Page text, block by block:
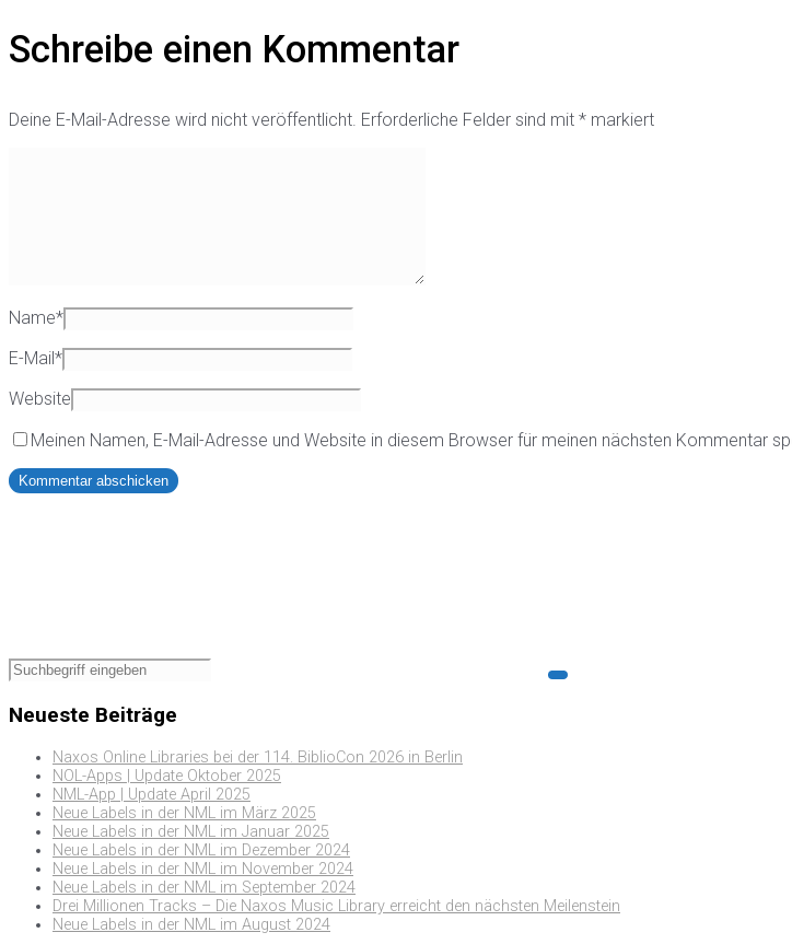
Schreibe einen Kommentar
Deine E-Mail-Adresse wird nicht veröffentlicht. Erforderliche Felder sind mit * markiert
Name*
E-Mail*
Website
Meinen Namen, E-Mail-Adresse und Website in diesem Browser für meinen nächsten Kommentar
Neueste Beiträge
Naxos Online Libraries bei der 114. BiblioCon 2026 in Berlin
NOL-Apps | Update Oktober 2025
NML-App | Update April 2025
Neue Labels in der NML im März 2025
Neue Labels in der NML im Januar 2025
Neue Labels in der NML im Dezember 2024
Neue Labels in der NML im November 2024
Neue Labels in der NML im September 2024
Drei Millionen Tracks – Die Naxos Music Library erreicht den nächsten Meilenstein
Neue Labels in der NML im August 2024